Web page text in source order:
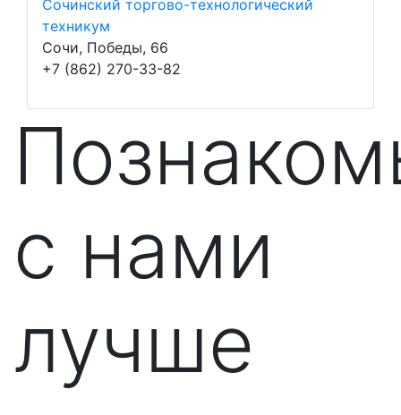
Сочинский торгово-технологический
техникум
Сочи, Победы, 66
+7 (862) 270-33-82
с нами
лучше